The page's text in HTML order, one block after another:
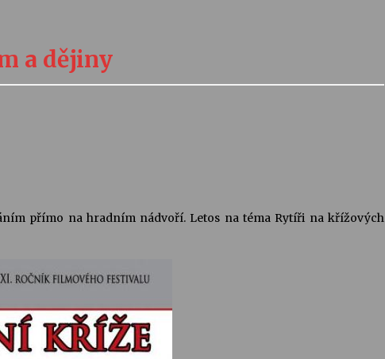
8.
Rufus
a dějiny
přímo na hradním nádvoří. Letos na téma Rytíři na křížových